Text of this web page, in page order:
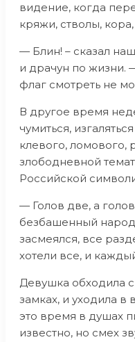
видение, когда
кряжи, стволы,
— Блин! – сказал
и драчун по жизни.
флаг смотреть не
В другое время
чумиться,
клевого, ломового,
злободневной
Российской
— Голов две, а
безбашенный
засмеялся, все
хотели все, и
Девушка обходила
замках, и уходила в
это время в душах
известно, но смех